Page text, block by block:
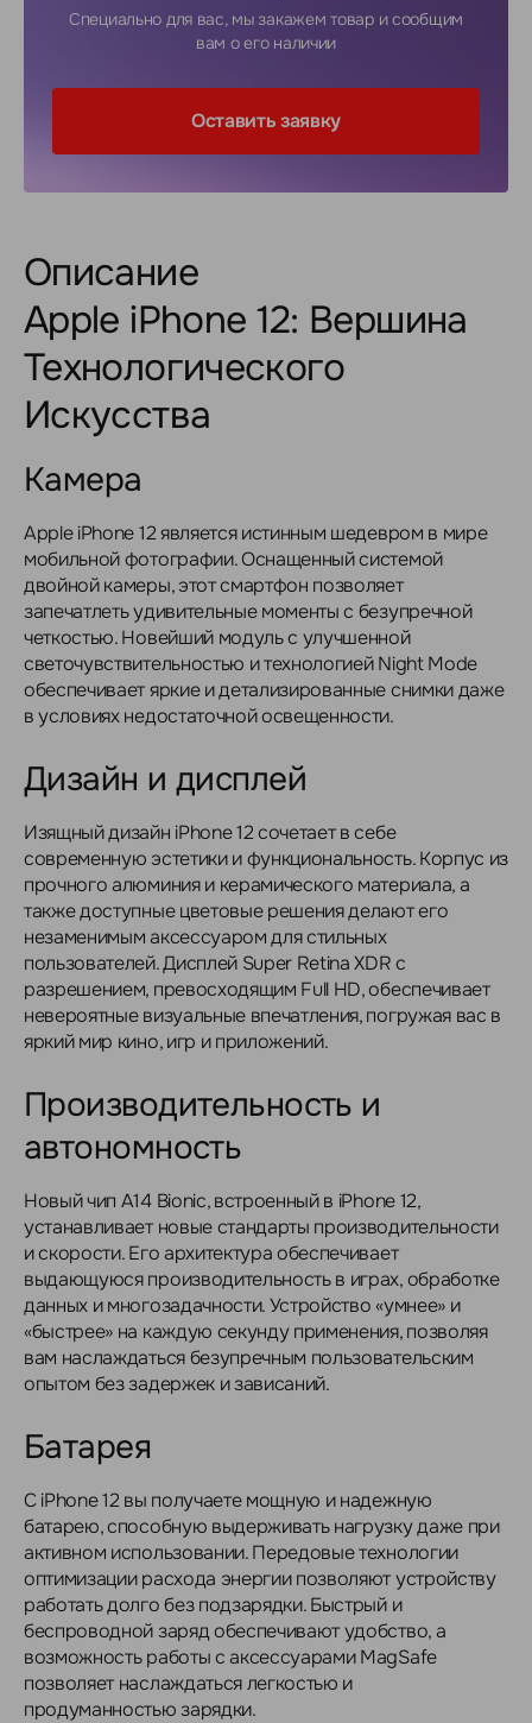
Специально для вас, мы закажем товар и сообщим
вам о его наличии
Оставить заявку
Описание
Apple iPhone 12: Вершина
Технологического
Искусства
Камера
Apple iPhone 12 является истинным шедевром в мире
мобильной фотографии. Оснащенный системой
двойной камеры, этот смартфон позволяет
запечатлеть удивительные моменты с безупречной
четкостью. Новейший модуль с улучшенной
светочувствительностью и технологией Night Mode
обеспечивает яркие и детализированные снимки даже
в условиях недостаточной освещенности.
Дизайн и дисплей
Изящный дизайн iPhone 12 сочетает в себе
современную эстетики и функциональность. Корпус из
прочного алюминия и керамического материала, а
также доступные цветовые решения делают его
незаменимым аксессуаром для стильных
пользователей. Дисплей Super Retina XDR с
разрешением, превосходящим Full HD, обеспечивает
невероятные визуальные впечатления, погружая вас в
яркий мир кино, игр и приложений.
Производительность и
автономность
Новый чип A14 Bionic, встроенный в iPhone 12,
устанавливает новые стандарты производительности
и скорости. Его архитектура обеспечивает
выдающуюся производительность в играх, обработке
данных и многозадачности. Устройство «умнее» и
«быстрее» на каждую секунду применения, позволяя
вам наслаждаться безупречным пользовательским
опытом без задержек и зависаний.
Батарея
С iPhone 12 вы получаете мощную и надежную
батарею, способную выдерживать нагрузку даже при
активном использовании. Передовые технологии
оптимизации расхода энергии позволяют устройству
работать долго без подзарядки. Быстрый и
беспроводной заряд обеспечивают удобство, а
возможность работы с аксессуарами MagSafe
позволяет наслаждаться легкостью и
продуманностью зарядки.